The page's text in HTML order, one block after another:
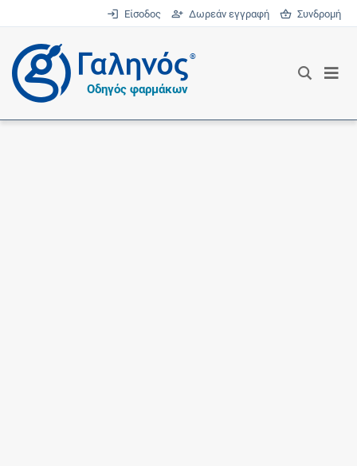
Είσοδος Δωρεάν εγγραφή Συνδρομή
®
Οδηγός φαρμάκων